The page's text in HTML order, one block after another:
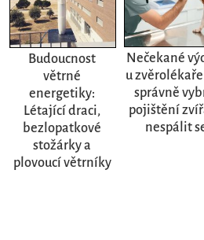
Budoucnost
větrné
energetiky:
Létající draci,
bezlopatkové
stožárky a
plovoucí větrníky
Nečekané
u
správně
pojištění
nespálit